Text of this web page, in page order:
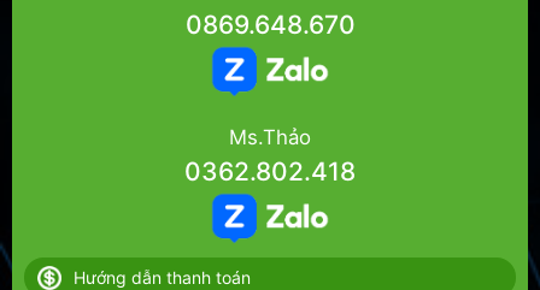
0869.648.670
Ms.Thảo
0362.802.418
Hướng dẫn thanh toán